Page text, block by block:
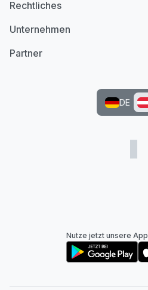
Rechtliches
Unternehmen
Partner
DE
Nutze jetzt unsere App